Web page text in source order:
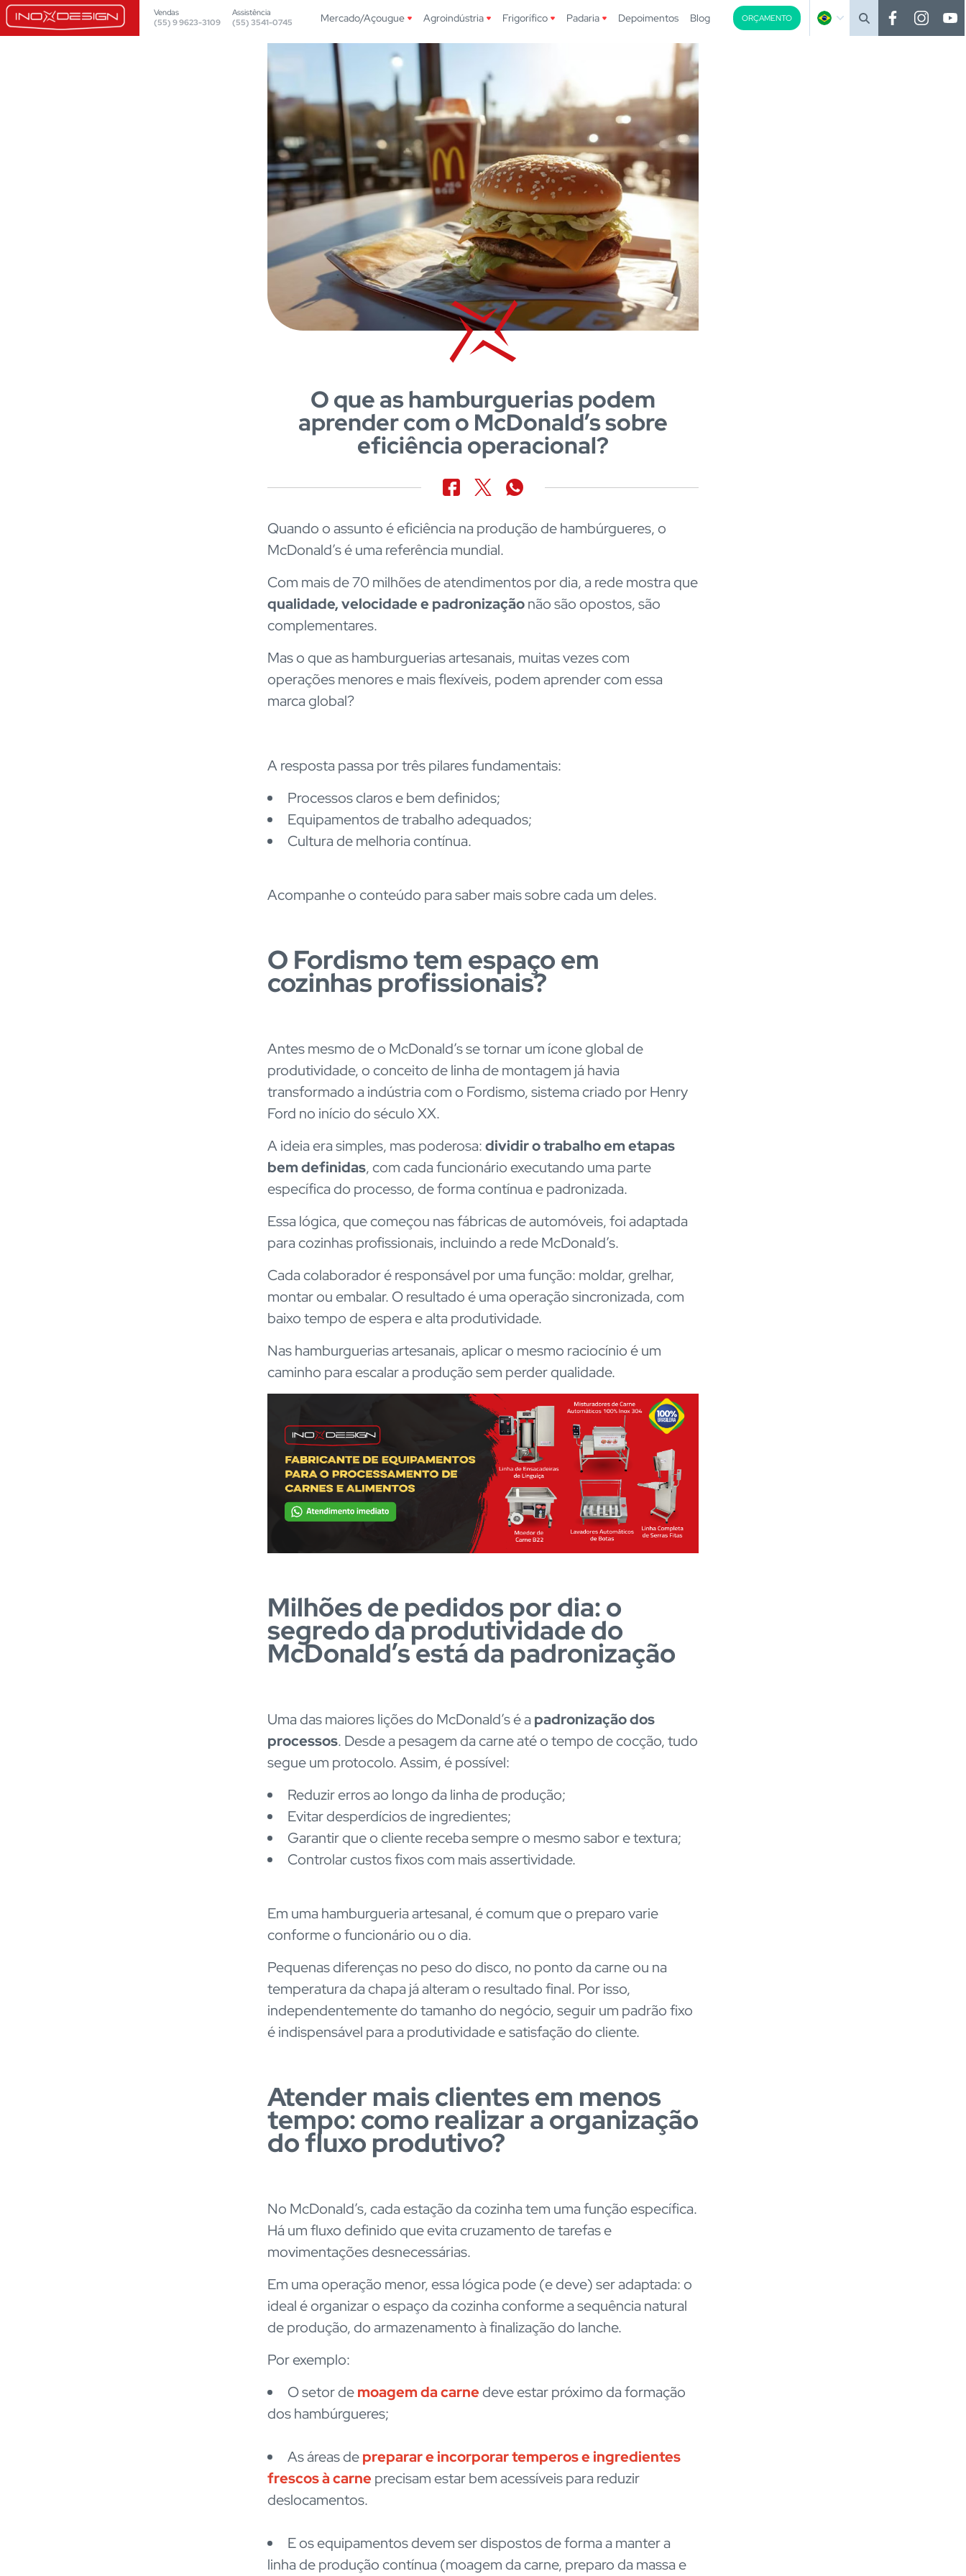
Vendas
(55) 9 9623-3109
Assistência
(55) 3541-0745
Mercado/Açougue Agroindústria Frigorífico Padaria Depoimentos Blog ORÇAMENTO
O que as hamburguerias podem
aprender com o McDonald’s sobre
eficiência operacional?
Quando o assunto é eficiência na produção de hambúrgueres, o
McDonald’s é uma referência mundial.
Com mais de 70 milhões de atendimentos por dia, a rede mostra que
qualidade, velocidade e padronizaçãonão são opostos, são
complementares.
Mas o que as hamburguerias artesanais, muitas vezes com
operações menores e mais flexíveis, podem aprender com essa
marca global?
A resposta passa por três pilares fundamentais:
Processos claros e bem definidos;
Equipamentos de trabalho adequados;
Cultura de melhoria contínua.
Acompanhe o conteúdo para saber mais sobre cada um deles.
O Fordismo tem espaço em
cozinhas profissionais?
Antes mesmo de o McDonald’s se tornar um ícone global de
produtividade, o conceito de linha de montagem já havia
transformado a indústria com o Fordismo, sistema criado por Henry
Ford no início do século XX.
A ideia era simples, mas poderosa:dividir o trabalho em etapas
bem definidas, com cada funcionário executando uma parte
específica do processo, de forma contínua e padronizada.
Essa lógica, que começou nas fábricas de automóveis, foi adaptada
para cozinhas profissionais, incluindo a rede McDonald’s.
Cada colaborador é responsável por uma função: moldar, grelhar,
montar ou embalar. O resultado é uma operação sincronizada, com
baixo tempo de espera e alta produtividade.
Nas hamburguerias artesanais, aplicar o mesmo raciocínio é um
caminho para escalar a produção sem perder qualidade.
Milhões de pedidos por dia: o
segredo da produtividade do
McDonald’s está da padronização
Uma das maiores lições do McDonald’s é a padronização dos
processos. Desde a pesagem da carne até o tempo de cocção, tudo
segue um protocolo. Assim, é possível:
Reduzir erros ao longo da linha de produção;
Evitar desperdícios de ingredientes;
Garantir que o cliente receba sempre o mesmo sabor e textura;
Controlar custos fixos com mais assertividade.
Em uma hamburgueria artesanal, é comum que o preparo varie
conforme o funcionário ou o dia.
Pequenas diferenças no peso do disco, no ponto da carne ou na
temperatura da chapa já alteram o resultado final. Por isso,
independentemente do tamanho do negócio, seguir um padrão fixo
é indispensável para a produtividade e satisfação do cliente.
Atender mais clientes em menos
tempo: como realizar a organização
do fluxo produtivo?
No McDonald’s, cada estação da cozinha tem uma função específica.
Há um fluxo definido que evita cruzamento de tarefas e
movimentações desnecessárias.
Em uma operação menor, essa lógica pode (e deve) ser adaptada: o
ideal é organizar o espaço da cozinha conforme a sequência natural
de produção, do armazenamento à finalização do lanche.
Por exemplo:
O setor demoagem da carnedeve estar próximo da formação
dos hambúrgueres;
As áreas depreparar e incorporar temperos e ingredientes
frescos à carne precisam estar bem acessíveis para reduzir
deslocamentos.
E os equipamentos devem ser dispostos de forma a manter a
linha de produção contínua (moagem da carne, preparo da massa e